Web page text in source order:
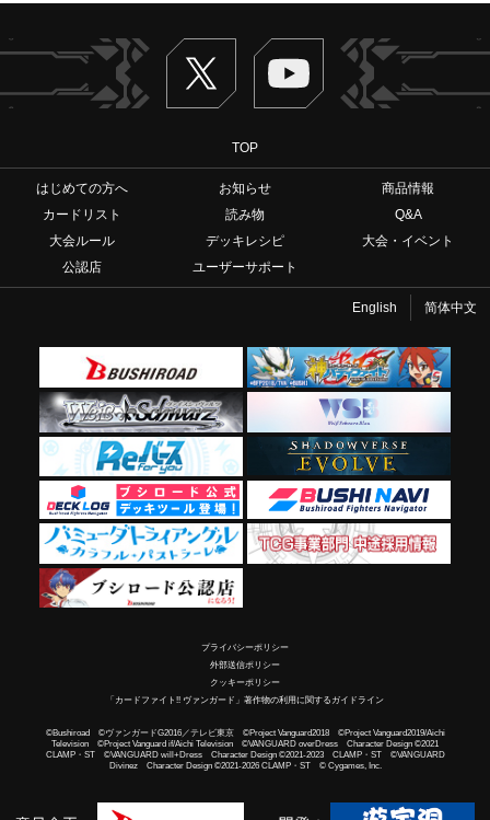
Twitter ヴァンガードch
TOP
はじめての方へ お知らせ
商品情報
カードリスト
読み物
Q&A
大会ルール
デッキレシピ
大会・イベント
公認店
ユーザーサポート
English 简体中文
プライバシーポリシー
外部送信ポリシー
クッキーポリシー
「カードファイト!! ヴァンガード」著作物の利用に関するガイドライン
©Bushiroad ©ヴァンガードG2016／テレビ東京 ©Project Vanguard2018 ©Project Vanguard2019/Aichi
Television ©Project Vanguard if/Aichi Television ©VANGUARD overDress Character Design ©2021
CLAMP・ST ©VANGUARD will+Dress Character Design ©2021-2023 CLAMP・ST ©VANGUARD
Divinez Character Design ©2021-2026 CLAMP・ST © Cygames, Inc.